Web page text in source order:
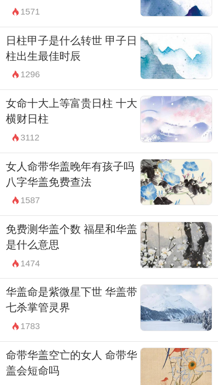
1571
日柱甲子是什么转世 甲子日
柱出生最佳时辰
1296
女命十大上等富贵日柱 十大
横财日柱
3112
女人命带华盖晚年有孩子吗
八字华盖免费查法
1587
免费测华盖个数 福星和华盖
是什么意思
1474
华盖命是紫微星下世 华盖带
七杀掌管灵界
1783
命带华盖空亡的女人 命带华
盖会短命吗